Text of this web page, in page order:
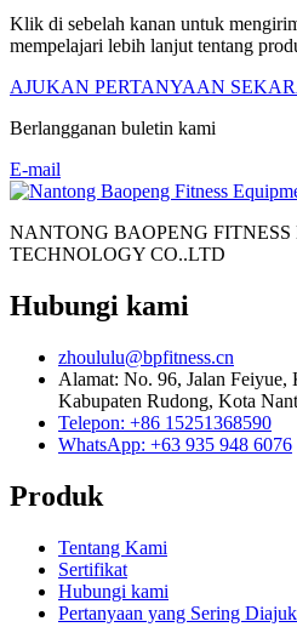
Klik di sebelah kanan untuk
mempelajari lebih lanjut tentang
AJUKAN PERTANYAAN
Berlangganan buletin kami
E-mail
NANTONG BAOPENG FITNESS
TECHNOLOGY CO..LTD
Hubungi kami
zhoululu@bpfitness.cn
Alamat: No. 96, Jalan
Kabupaten Rudong, Kota
Telepon: +86 15251368590
WhatsApp: +63 935 948 6076
Produk
Tentang Kami
Sertifikat
Hubungi kami
Pertanyaan yang Sering